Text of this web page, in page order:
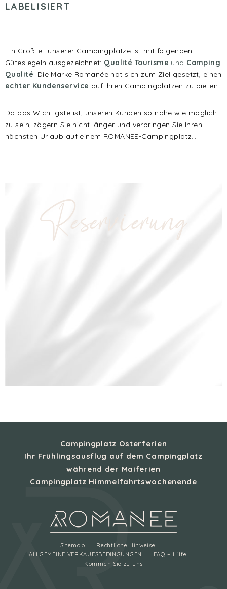
LABELISIERT
Ein Großteil unserer Campingplätze ist mit folgenden
Gütesiegeln ausgezeichnet: Qualité Tourisme und Camping
Qualité. Die Marke Romanée hat sich zum Ziel gesetzt, einen
echter Kundenservice auf ihren Campingplätzen zu bieten.
Da das Wichtigste ist, unseren Kunden so nahe wie möglich
zu sein, zögern Sie nicht länger und verbringen Sie Ihren
nächsten Urlaub auf einem ROMANEE-Campingplatz…
Reservierung
Campingplatz Osterferien
Ihr Frühlingsausflug auf dem Campingplatz
während der Maiferien
Campingplatz Himmelfahrtswochenende
Sitemap
Rechtliche Hinweise
ALLGEMEINE VERKAUFSBEDINGUNGEN
FAQ – Hilfe
Kommen Sie zu uns